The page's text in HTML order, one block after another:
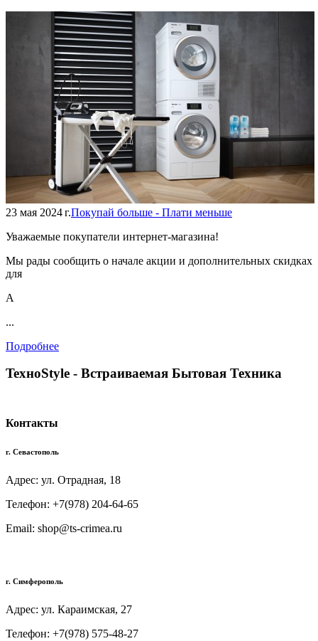
23 мая 2024 г.Покупай больше - Плати меньше
Уважаемые покупатели интернет-магазина!
Мы рады сообщить о начале акции и дополнительных скидках
для
А
...
Подробнее
TexноStyle - Встраиваемая Бытовая Техника
Контакты
г. Севастополь
Адрес: ул. Отрадная, 18
Телефон: +7(978) 204-64-65
Email: shop@ts-crimea.ru
г. Симферополь
Адрес: ул. Караимская, 27
Телефон: +7(978) 575-48-27